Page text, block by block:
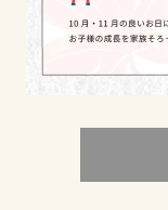
協賛企業SAL様
らせ